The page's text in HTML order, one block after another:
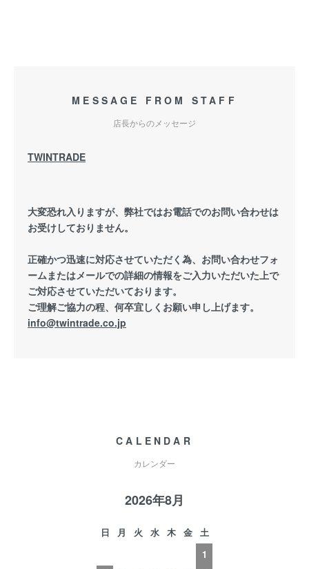
MESSAGE FROM STAFF
店長からのメッセージ
TWINTRADE
大変恐れ入りますが、弊社ではお電話でのお問い合わせは
お受けしておりません。
正確かつ迅速に対応させていただく為、お問い合わせフォ
ームまたはメールでの詳細の情報をご入力いただいた上で
ご対応させていただいております。
ご理解ご協力の程、何卒宜しくお願い申し上げます。
info@twintrade.co.jp
CALENDAR
カレンダー
2026年8月
日 月 火 水 木 金
土
1